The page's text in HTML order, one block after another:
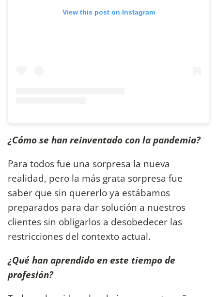
View this post on Instagram
¿Cómo se han reinventado con la pandemia?
Para todos fue una sorpresa la nueva
realidad, pero la más grata sorpresa fue
saber que sin quererlo ya estábamos
preparados para dar solución a nuestros
clientes sin obligarlos a desobedecer las
restricciones del contexto actual.
¿Qué han aprendido en este tiempo de
profesión?